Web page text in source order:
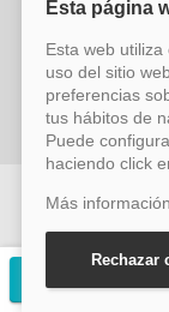
SL (C/
© Copyright
ACCION VIAJES